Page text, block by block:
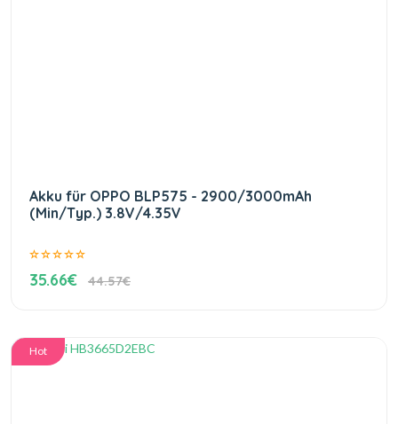
Akku für OPPO BLP575 - 2900/3000mAh
(Min/Typ.) 3.8V/4.35V
35.66€ 44.57€
Hot